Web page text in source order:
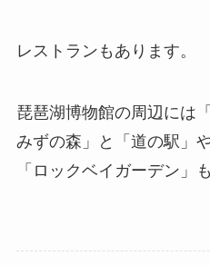
レストランもあります。
琵琶湖博物館の周辺には
みずの森」と「道の駅」
「ロックベイガーデン」